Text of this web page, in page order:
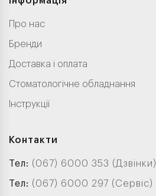
Про нас
Бренди
Доставка і оплата
Стоматологічне обладнання
Інструкції
Контакти
Тел: (067) 6000 353 (Дзвінки)
Тел: (067) 6000 297 (Сервіс)